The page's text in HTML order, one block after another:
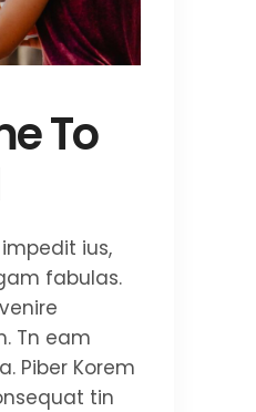
To
ius,
fabulas.
Tn eam
Piber Korem
tin